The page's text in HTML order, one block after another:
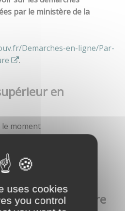
uses cookies
you control
par le ministère de la
Demarches-en-ligne/Par-
.
en
moment
moment
d'architecture